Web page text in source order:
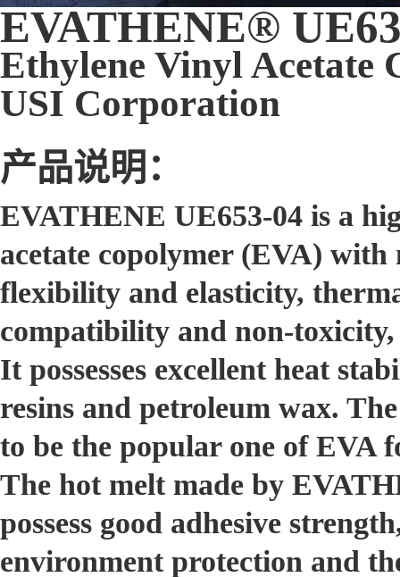
EVATHENE®
Ethylene Vinyl Acetate
USI Corporation
产品说明：
EVATHENE UE653-04 is a
acetate copolymer (EVA) with
flexibility and elasticity,
compatibility and non-toxicity,
It possesses excellent heat
resins and petroleum wax.
to be the popular one of EVA
The hot melt made by
possess good adhesive
environment protection and